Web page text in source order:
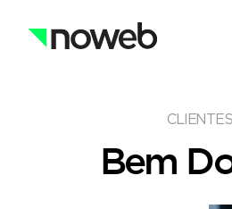
CLIENTES
Bem